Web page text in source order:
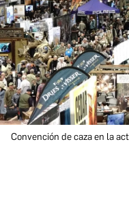
Convención de caza en la